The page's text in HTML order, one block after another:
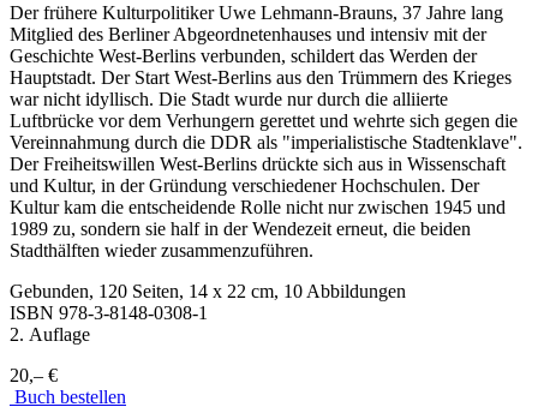
Der frühere Kulturpolitiker Uwe Lehmann-Brauns, 37 Jahre lang
Mitglied des Berliner Abgeordnetenhauses und intensiv mit der
Geschichte West-Berlins verbunden, schildert das Werden der
Hauptstadt. Der Start West-Berlins aus den Trümmern des Krieges
war nicht idyllisch. Die Stadt wurde nur durch die alliierte
Luftbrücke vor dem Verhungern gerettet und wehrte sich gegen die
Vereinnahmung durch die DDR als "imperialistische Stadtenklave".
Der Freiheitswillen West-Berlins drückte sich aus in Wissenschaft
und Kultur, in der Gründung verschiedener Hochschulen. Der
Kultur kam die entscheidende Rolle nicht nur zwischen 1945 und
1989 zu, sondern sie half in der Wendezeit erneut, die beiden
Stadthälften wieder zusammenzuführen.
Gebunden, 120 Seiten, 14 x 22 cm, 10 Abbildungen
ISBN 978-3-8148-0308-1
2. Auflage
20,– €
Buch bestellen